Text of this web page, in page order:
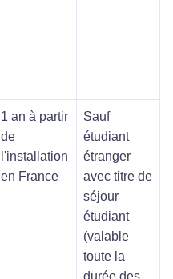
1 an à partir
de
l'installation
en France
Sauf
étudiant
étranger
avec titre de
séjour
étudiant
(valable
toute la
durée des